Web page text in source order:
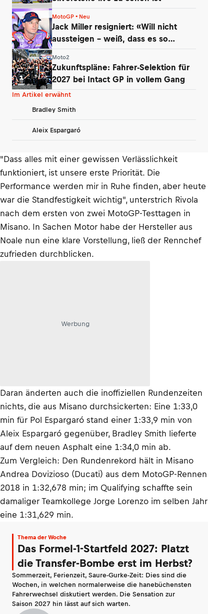
MotoGP • Neu
Jack Miller resigniert: «Will nicht
aussteigen – weiß, dass es so
Moto2
Zukunftspläne: Fahrer-Selektion für
2027 bei Intact GP in vollem Gang
Im Artikel erwähnt
Bradley Smith
Aleix Espargaró
"Dass alles mit einer gewissen Verlässlichkeit
funktioniert, ist unsere erste Priorität. Die
Performance werden mir in Ruhe finden, aber heute
war die Standfestigkeit wichtig", unterstrich Rivola
nach dem ersten von zwei MotoGP-Testtagen in
Misano. In Sachen Motor habe der Hersteller aus
Noale nun eine klare Vorstellung, ließ der Rennchef
zufrieden durchblicken.
Werbung
Daran änderten auch die inoffiziellen Rundenzeiten
nichts, die aus Misano durchsickerten: Eine 1:33,0
min für Pol Espargaró stand einer 1:33,9 min von
Aleix Espargaró gegenüber, Bradley Smith lieferte
auf dem neuen Asphalt eine 1:34,0 min ab.
Zum Vergleich: Den Rundenrekord hält in Misano
Andrea Dovizioso (Ducati) aus dem MotoGP-Rennen
2018 in 1:32,678 min; im Qualifying schaffte sein
damaliger Teamkollege Jorge Lorenzo im selben Jahr
eine 1:31,629 min.
Thema der Woche
Das Formel-1-Startfeld 2027: Platzt
die Transfer-Bombe erst im Herbst?
Sommerzeit, Ferienzeit, Saure-Gurke-Zeit: Dies sind die
Wochen, in welchen normalerweise die hanebüchensten
Fahrerwechsel diskutiert werden. Die Sensation zur
Saison 2027 hin lässt auf sich warten.